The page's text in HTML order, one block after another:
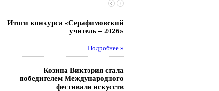
Итоги конкурса «Серафимовский
учитель – 2026»
Подробнее »
Козина Виктория стала
победителем Международного
фестиваля искусств